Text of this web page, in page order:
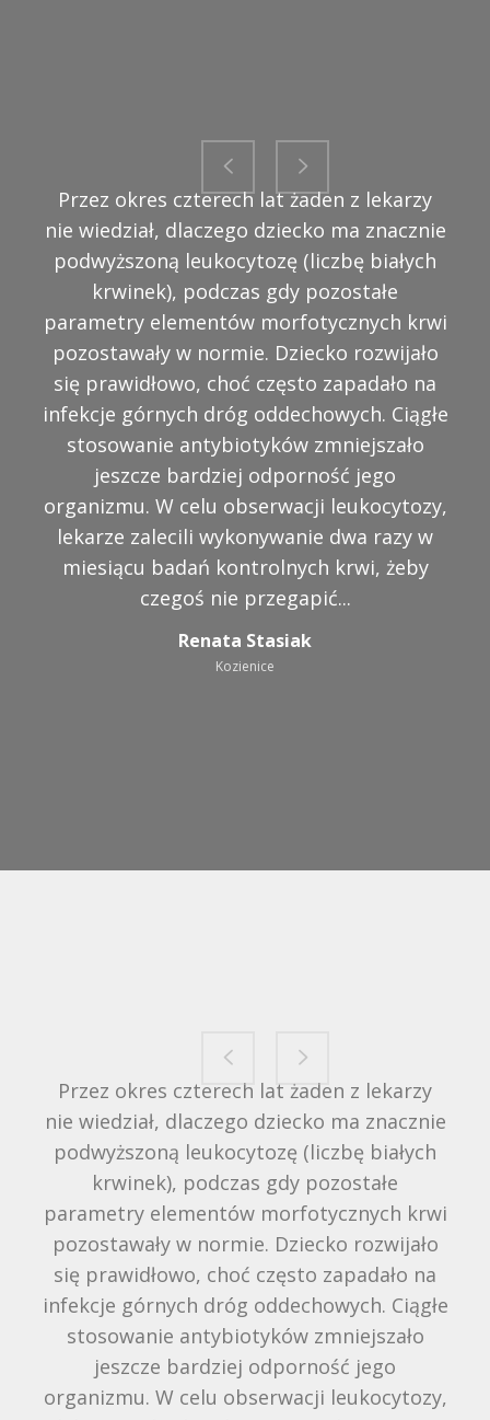
Przez okres czterech lat żaden z lekarzy
nie wiedział, dlaczego dziecko ma znacznie
podwyższoną leukocytozę (liczbę białych
krwinek), podczas gdy pozostałe
parametry elementów morfotycznych krwi
pozostawały w normie. Dziecko rozwijało
się prawidłowo, choć często zapadało na
infekcje górnych dróg oddechowych. Ciągłe
stosowanie antybiotyków zmniejszało
jeszcze bardziej odporność jego
organizmu. W celu obserwacji leukocytozy,
lekarze zalecili wykonywanie dwa razy w
miesiącu badań kontrolnych krwi, żeby
czegoś nie przegapić...
Renata Stasiak
Kozienice
Kuba zaczął się powoli wycofywać prawie
ze wszystkich sfer życia - stracił
zainteresowanie dziećmi , zabawkami i
zabawą. Stawał się coraz bardziej
nieobecny, jakby coraz mniej rozumiał.
Wyraźnie zanikał jego kontakt z nami,
odpychał nas, zaprzestał posługiwania się
mową. Zaczął odmawiać pożywienia, w
końcu jego stała się tak uboga, że bałam
się o jego zdrowie. Zasypianie i budzenie
się było koszmarem, sen też był bardzo
niespokojny. Kiedy się zdenerwował nie
potrafił się bardzo długo uspokoić. W
wieku prawic 4 lat Kuba został
zdiagnozowany jako dziecko z
zaburzeniami autystycznymi...
Przez okres czterech lat żaden z lekarzy
nie wiedział, dlaczego dziecko ma znacznie
podwyższoną leukocytozę (liczbę białych
krwinek), podczas gdy pozostałe
parametry elementów morfotycznych krwi
pozostawały w normie. Dziecko rozwijało
się prawidłowo, choć często zapadało na
infekcje górnych dróg oddechowych. Ciągłe
stosowanie antybiotyków zmniejszało
jeszcze bardziej odporność jego
organizmu. W celu obserwacji leukocytozy,
Kuba zaczął się powoli wycofywać prawie
ze wszystkich sfer życia - stracił
zainteresowanie dziećmi , zabawkami i
zabawą. Stawał się coraz bardziej
nieobecny, jakby coraz mniej rozumiał.
Wyraźnie zanikał jego kontakt z nami,
odpychał nas, zaprzestał posługiwania się
mową. Zaczął odmawiać pożywienia, w
końcu jego stała się tak uboga, że bałam
się o jego zdrowie. Zasypianie i budzenie
się było koszmarem, sen też był bardzo